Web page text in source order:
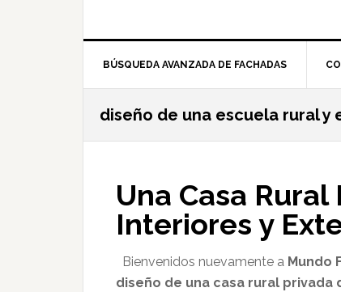
BÚSQUEDA AVANZADA DE FACHADAS
diseño de una escuela rural y
Una Casa
Interiores y
Bienvenidos nuevamente a Mundo
diseño de una casa rural